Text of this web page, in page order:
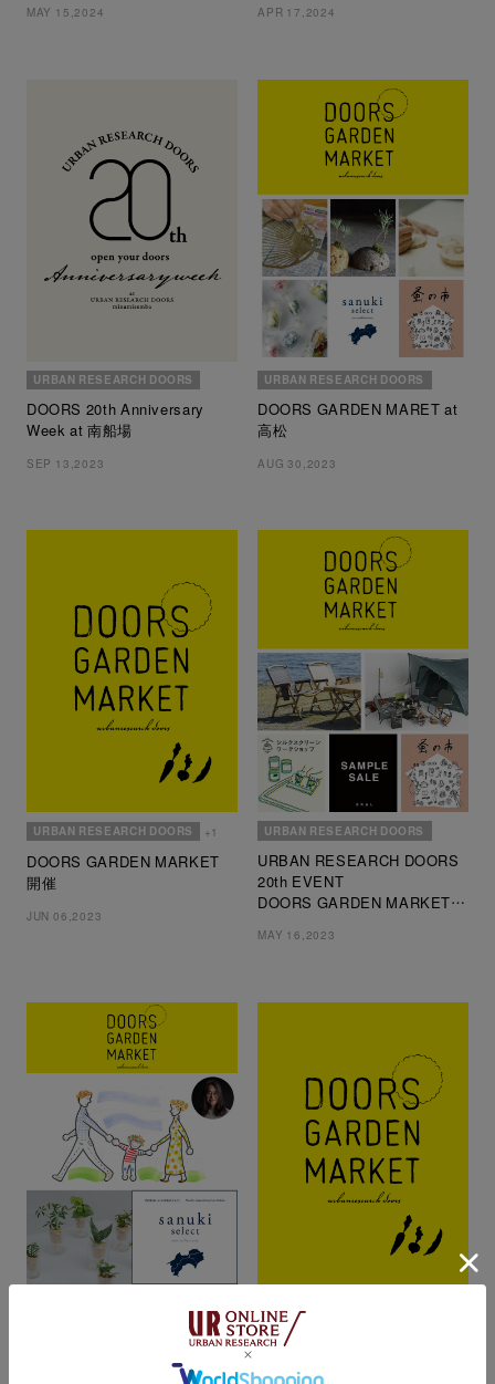
MAY 15,2024 APR 17,2024
URBAN RESEARCH DOORS
DOORS 20th Anniversary
Week at 南船場
SEP 13,2023
URBAN RESEARCH DOORS
DOORS GARDEN MARET at
高松
AUG 30,2023
URBAN RESEARCH DOORS +1
DOORS GARDEN MARKET
開催
JUN 06,2023
URBAN RESEARCH DOORS
URBAN RESEARCH DOORS
20th EVENT
DOORS GARDEN MARKET at
MAY 16,2023
URBAN RESEARCH DOORS
DOORS GARDEN MARKET at
DOORS GARDEN MARKET
開催